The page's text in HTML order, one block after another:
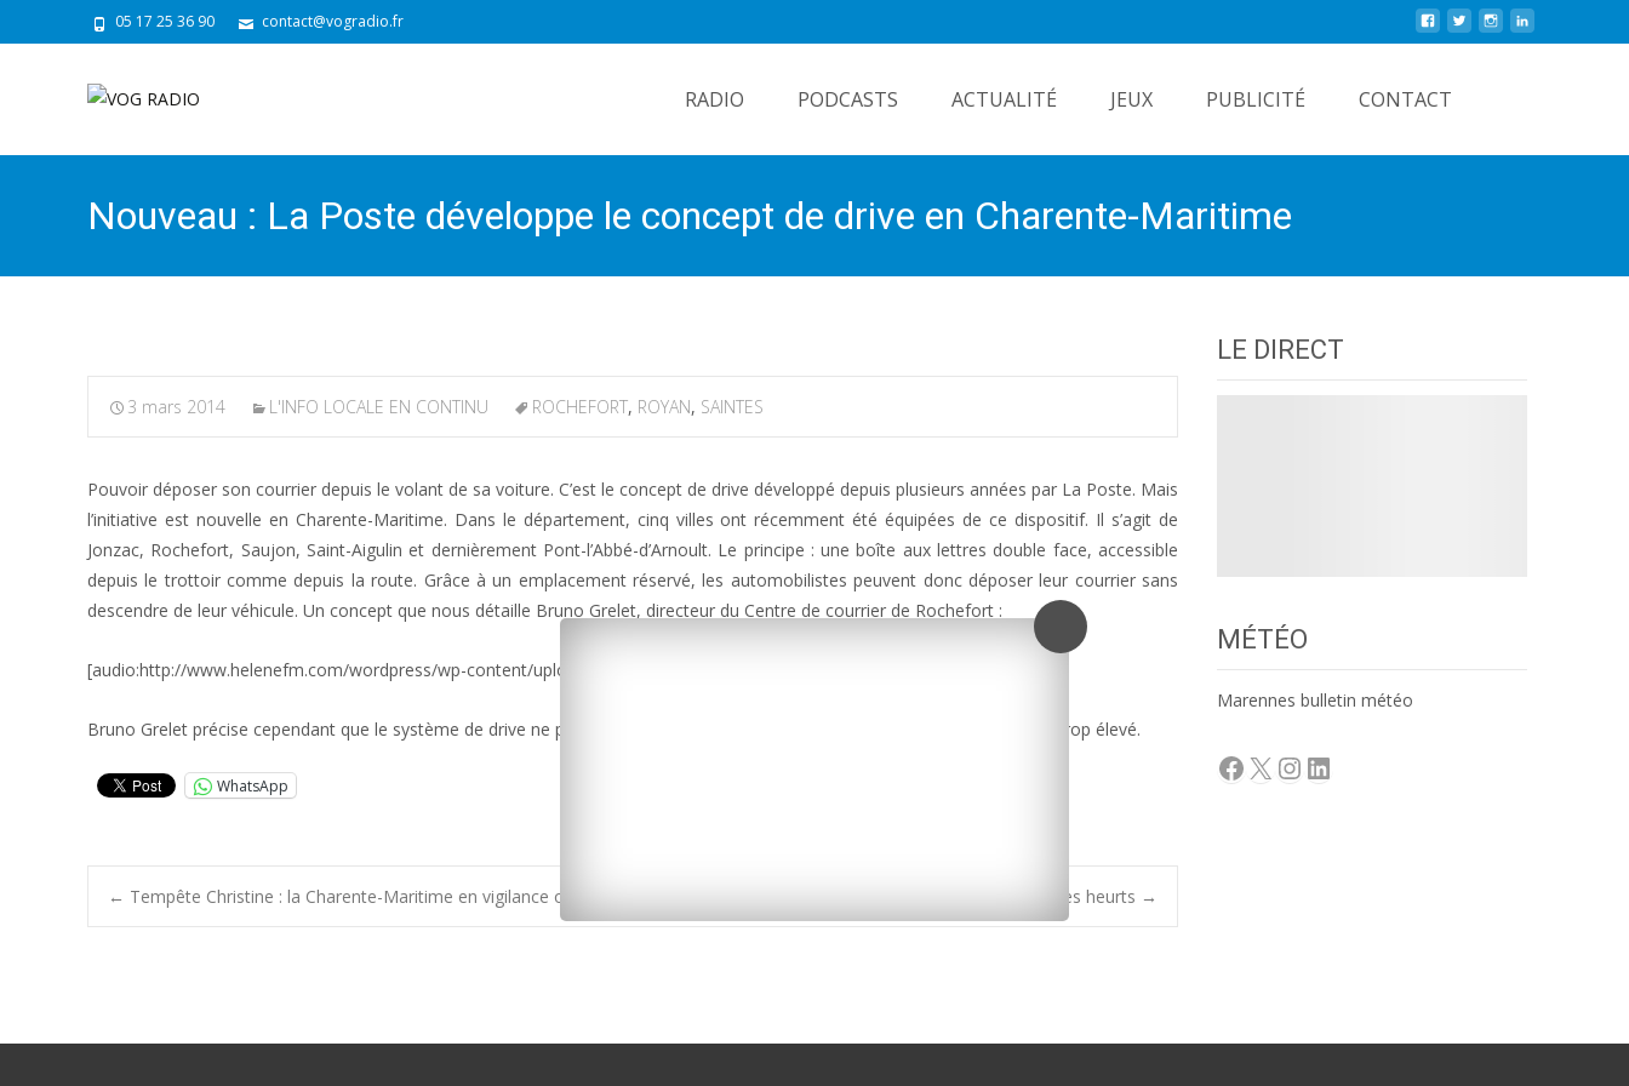
05 17 25 36 90 contact@vogradio.fr
RADIO PODCASTS ACTUALITÉ JEUX PUBLICITÉ CONTACT
Nouveau : La Poste développe le concept de drive en Charente-Maritime
3 mars 2014 L'INFO LOCALE EN CONTINU ROCHEFORT, ROYAN, SAINTES
Pouvoir déposer son courrier depuis le volant de sa voiture. C’est le concept de drive développé depuis plusieurs années par La Poste. Mais
l’initiative est nouvelle en Charente-Maritime. Dans le département, cinq villes ont récemment été équipées de ce dispositif. Il s’agit de
Jonzac, Rochefort, Saujon, Saint-Aigulin et dernièrement Pont-l’Abbé-d’Arnoult. Le principe : une boîte aux lettres double face, accessible
depuis le trottoir comme depuis la route. Grâce à un emplacement réservé, les automobilistes peuvent donc déposer leur courrier sans
descendre de leur véhicule. Un concept que nous détaille Bruno Grelet, directeur du Centre de courrier de Rochefort :
[audio:http://www.helenefm.com/wordpress/wp-content/uploads/2014/03/La-Poste-drive.mp3]
Bruno Grelet précise cependant que le système de drive ne pourra être exporté à toutes les communes en raison d’un coût trop élevé.
WhatsApp
Post
← Tempête Christine : la Charente-Maritime en vigilance orange La Rochelle : après les sans-abris, les Roms et toujours des heurts →
LE DIRECT
MÉTÉO
Marennes bulletin météo
Facebook
X Instagram
LinkedIn